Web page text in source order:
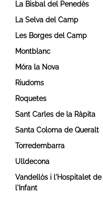
La Bisbal del Penedès
La Selva del Camp
Les Borges del Camp
Montblanc
Móra la Nova
Riudoms
Roquetes
Sant Carles de la Ràpita
Santa Coloma de Queralt
Torredembarra
Ulldecona
Vandellòs i l'Hospitalet de
l'Infant